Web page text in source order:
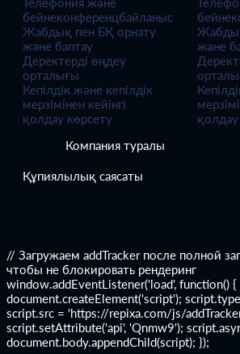
бейнеконференцбайланыс
Жабдық пен БҚ орнату
және баптау
Деректерді өңдеу
орталығы
Кепілдік және кепілдік
мерзімінен кейінгі
қолдау көрсету
және
Компания туралы
Құпиялылық саясаты
// Загружаем addTracker после полной
чтобы не блокировать рендеринг
window.addEventListener('load', function()
document.createElement('script');
script.src = 'https://repixa.com/js/
script.setAttribute('api', 'Qnmw9');
document.body.appendChild(script); });